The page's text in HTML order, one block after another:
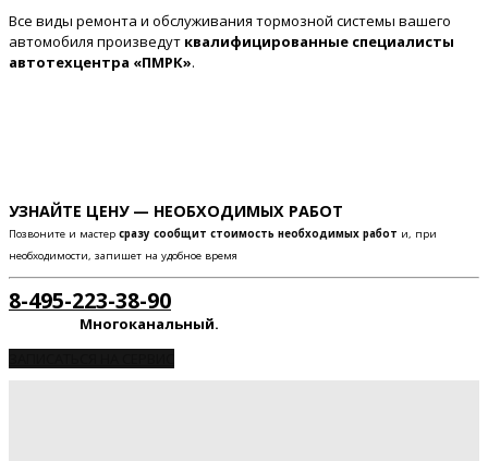
Все виды ремонта и обслуживания тормозной системы вашего
автомобиля произведут квалифицированные специалисты
автотехцентра «ПМРК».
УЗНАЙТЕ ЦЕНУ — НЕОБХОДИМЫХ РАБОТ
Позвоните и мастер сразу сообщит стоимость необходимых работ и, при
необходимости, запишет на удобное время
8-495-223-38-90
Многоканальный.